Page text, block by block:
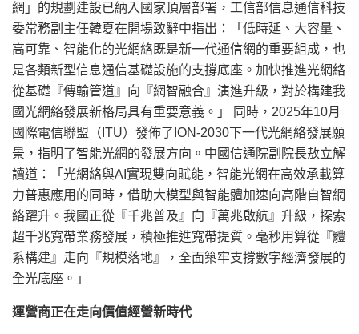
網」的規劃建設已納入國家頂層部署，工信部信息通信科技
委常務副主任韓夏在開場致辭中指出：「低時延、大容量、
高可靠、智能化的光網絡既是新一代通信網的重要組成，也
是各類新型信息通信基礎設施的支撐底座。加快推進光網絡
從基礎『傳輸管道』向『網智融合』演進升級，對於構建我
國光網絡發展新格局具有重要意義。」 同時，2025年10月
國際電信聯盟（ITU）發佈了ION-2030下一代光網絡發展願
景，指明了智能光網的發展方向。中國信通院副院長敖立解
讀道：「光網絡與AI實現雙向賦能，智能光網在高效承載算
力普惠應用的同時，借助大模型與智能體加速向高階自智網
絡躍升。我國正從『千兆普及』向『萬兆啟航』升級，探索
超千兆寬帶業務發展，積極推進寬帶提質。毫秒用算從『體
系構建』走向『規模落地』，全面築牢支撐數字經濟發展的
全光底座。」
運營商正在走向價值經營新時代